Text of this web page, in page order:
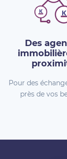
Des
Pour des
près de vos